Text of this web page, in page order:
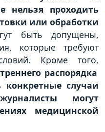
нельзя проходить
или обработки
быть допущены,
которые требуют
Кроме того,
распорядка
конкретные случаи
могут
медицинской